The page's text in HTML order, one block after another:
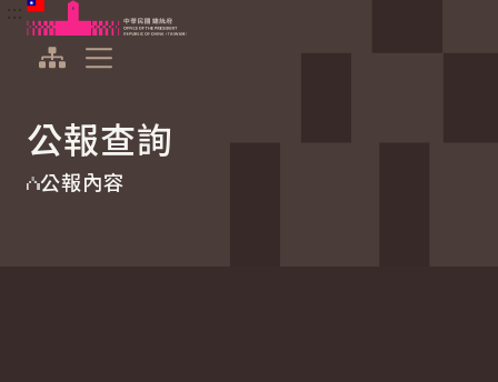
跳到主要內容
中華民國總統府
公報查詢
公報內容